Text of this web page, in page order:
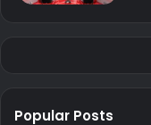
Popular Posts